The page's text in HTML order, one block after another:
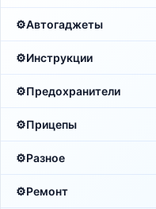
Автогаджеты
Инструкции
Предохранители
Прицепы
Разное
Ремонт